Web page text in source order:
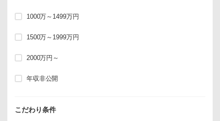
1000万～1499万円
1500万～1999万円
2000万円～
年収非公開
こだわり条件